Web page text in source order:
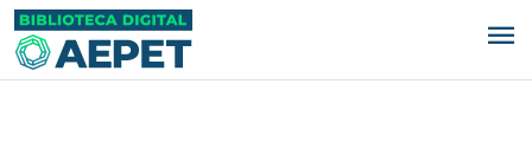
menu